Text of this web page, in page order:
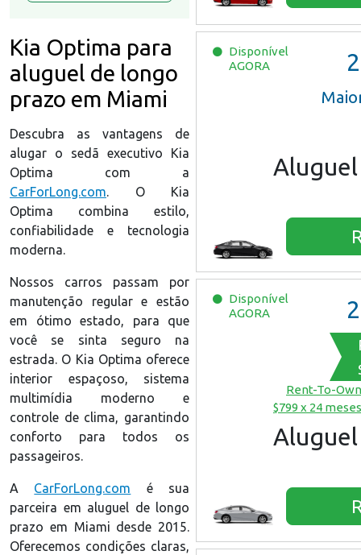
Disponível
AGORA
Aluguel
Disponível
AGORA
Rent-To-Own
$799 x 24 meses
Aluguel
Kia Optima para
aluguel de longo
prazo em Miami
Descubra as vantagens de
alugar o sedã executivo Kia
Optima com a
CarForLong.com. O Kia
Optima combina estilo,
confiabilidade e tecnologia
moderna.
Nossos carros passam por
manutenção regular e estão
em ótimo estado, para que
você se sinta seguro na
estrada. O Kia Optima oferece
interior espaçoso, sistema
multimídia moderno e
controle de clima, garantindo
conforto para todos os
passageiros.
A CarForLong.com é sua
parceira em aluguel de longo
prazo em Miami desde 2015.
Oferecemos condições claras,